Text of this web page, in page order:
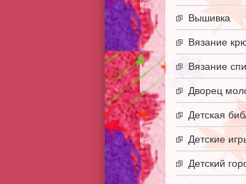
Вышивка
Вязание
Вязание
Дворец
Детская
Детские
Детский